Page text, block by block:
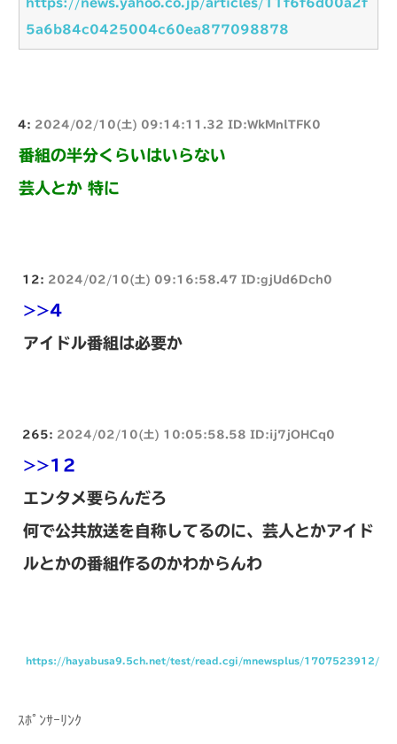
https://news.yahoo.co.jp/articles/11f6f6d00a2f
5a6b84c0425004c60ea877098878
4: 2024/02/10(土) 09:14:11.32 ID:WkMnlTFK0
番組の半分くらいはいらない
芸人とか 特に
12: 2024/02/10(土) 09:16:58.47 ID:gjUd6Dch0
>>4
アイドル番組は必要か
265: 2024/02/10(土) 10:05:58.58 ID:ij7jOHCq0
>>12
エンタメ要らんだろ
何で公共放送を自称してるのに、芸人とかアイド
ルとかの番組作るのかわからんわ
https://hayabusa9.5ch.net/test/read.cgi/mnewsplus/1707523912/
ｽﾎﾟﾝｻｰﾘﾝｸ